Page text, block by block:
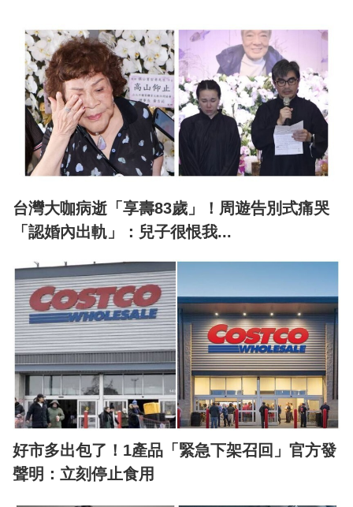
台灣大咖病逝「享壽83歲」！周遊告別式痛哭
「認婚內出軌」：兒子很恨我...
好市多出包了！1產品「緊急下架召回」官方發
聲明：立刻停止食用